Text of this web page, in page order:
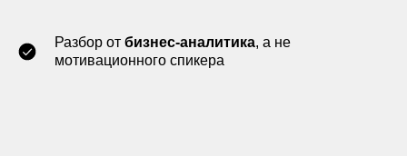
Разбор от бизнес-аналитика, а не
мотивационного спикера